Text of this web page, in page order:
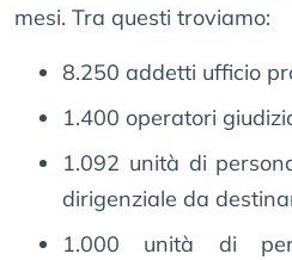
mesi. Tra questi troviamo:
8.250 addetti ufficio
1.400 operatori
1.092 unità di
dirigenziale da
1.000 unità di